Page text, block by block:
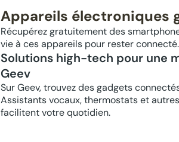
Appareils électroniques
Récupérez gratuitement des
vie à ces appareils pour rester connecté.
Solutions high-tech pour une
Geev
Sur Geev, trouvez des gadgets
Assistants vocaux, thermostats et
facilitent votre quotidien.